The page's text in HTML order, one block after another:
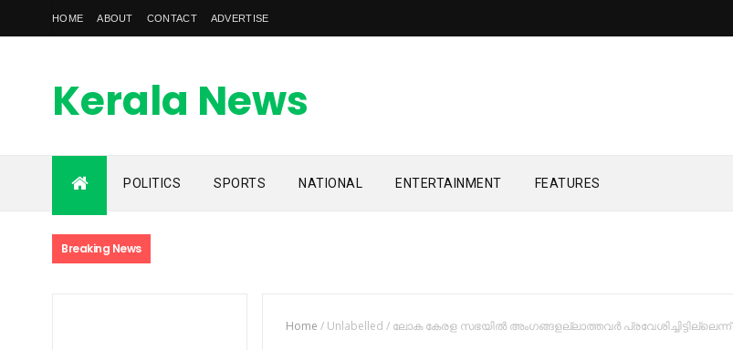
HOME ABOUT CONTACT ADVERTISE
Kerala News
Feed
kerala news feed is the one of the best malayalam online
POLITICS SPORTS NATIONAL ENTERTAINMENT FEATURES
Breaking News
Home / Unlabelled/ ലോക കേരള സഭയില്‍ അംഗങ്ങളല്ലാത്തവര്‍ പ്രവേശിച്ചിട്ടില്ലെന്ന്